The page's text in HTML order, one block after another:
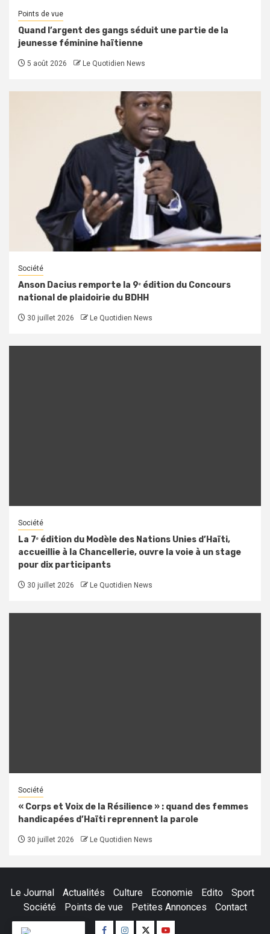
Points de vue
Quand l’argent des gangs séduit une partie de la
jeunesse féminine haïtienne
5 août 2026 Le Quotidien News
Société
Anson Dacius remporte la 9ᵉ édition du Concours
national de plaidoirie du BDHH
30 juillet 2026 Le Quotidien News
Société
La 7ᵉ édition du Modèle des Nations Unies d’Haïti,
accueillie à la Chancellerie, ouvre la voie à un stage
pour dix participants
30 juillet 2026 Le Quotidien News
Société
« Corps et Voix de la Résilience » : quand des femmes
handicapées d’Haïti reprennent la parole
30 juillet 2026 Le Quotidien News
Le Journal Actualités Culture Economie Edito
Sport
Société
Points de vue Petites Annonces Contact
Facebook
Instagram
TwitterYoutube